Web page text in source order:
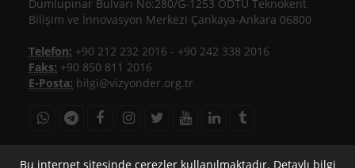
Dumlupınar Bulvarı No:280/G-1253 ODTÜ Teknokent
Bilişim ve İnnovasyon Merkezi Çankaya-Ankara 06800
Telefon: +90 212 232 2016 - +90 242 338 2016
Faks: +90 850 811 2016
E-Posta: bilgi@vizyonder.org.tr
Bu internet sitesinde çerezler kullanılmaktadır. Detaylı bilgi